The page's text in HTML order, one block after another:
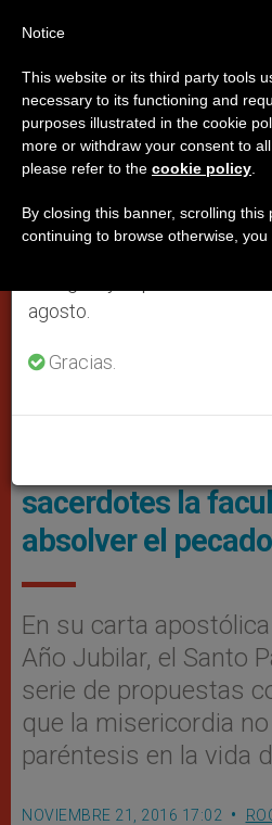
PAPAS
El Papa concede
sacerdotes la
absolver el
En su carta
Año Jubilar, el Santo
serie de propuestas
que la misericordia no
paréntesis en la vida
NOVIEMBRE 21, 2016 17:02
Aviso importante
Del 27 de julio al 7 de
anual, aprovechando que en
se generan menos
agosto.
Gracias.
Notice
This website or its third party tools
necessary to its functioning and
purposes illustrated in the cookie
more or withdraw your consent to
please refer to the cookie policy
By closing this banner, scrolling this
continuing to browse otherwise,